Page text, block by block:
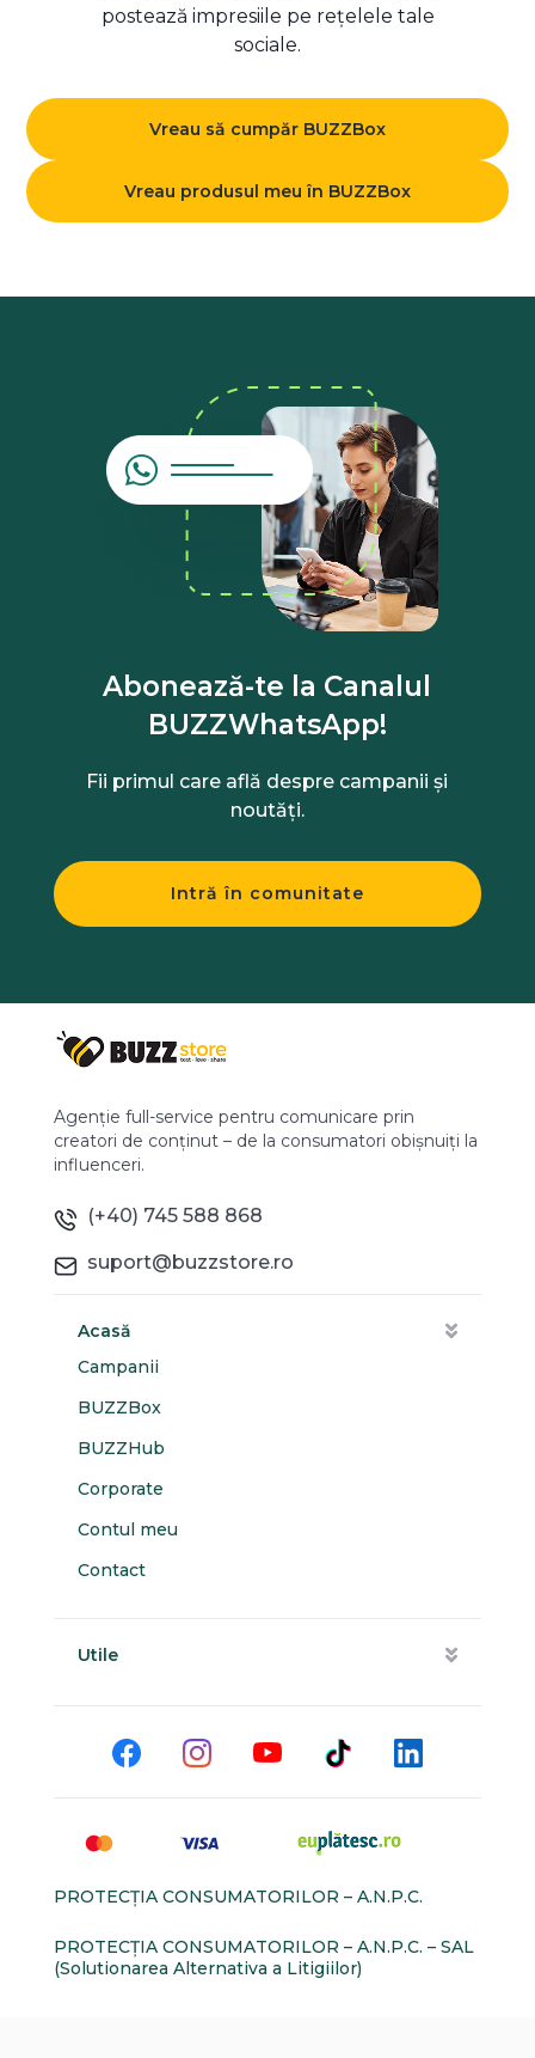
postează impresiile pe rețelele tale
sociale.
Vreau să cumpăr BUZZBox
Vreau produsul meu în BUZZBox
Abonează-te la Canalul
BUZZWhatsApp!
Fii primul care află despre campanii și
noutăți.
Intră în comunitate
Agenție full-service pentru comunicare prin
creatori de conținut – de la consumatori obișnuiți la
influenceri.
(+40) 745 588 868
suport@buzzstore.ro
Acasă
Campanii
BUZZBox
BUZZHub
Corporate
Contul meu
Contact
Utile
PROTECŢIA CONSUMATORILOR – A.N.P.C.
PROTECŢIA CONSUMATORILOR – A.N.P.C. – SAL
(Solutionarea Alternativa a Litigiilor)